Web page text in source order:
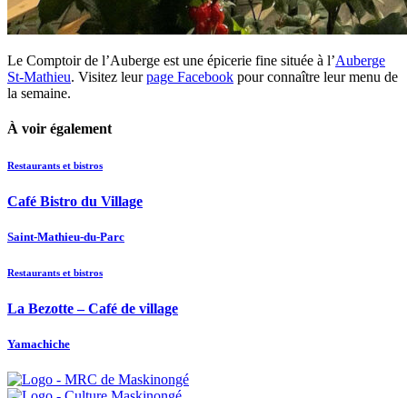
Le Comptoir de l’Auberge est une épicerie fine située à l’Auberge
St-Mathieu. Visitez leurpage Facebook pour connaître leur menu de
la semaine.
À voir également
Restaurants et bistros
Café Bistro du Village
Saint-Mathieu-du-Parc
Restaurants et bistros
La Bezotte – Café de village
Yamachiche